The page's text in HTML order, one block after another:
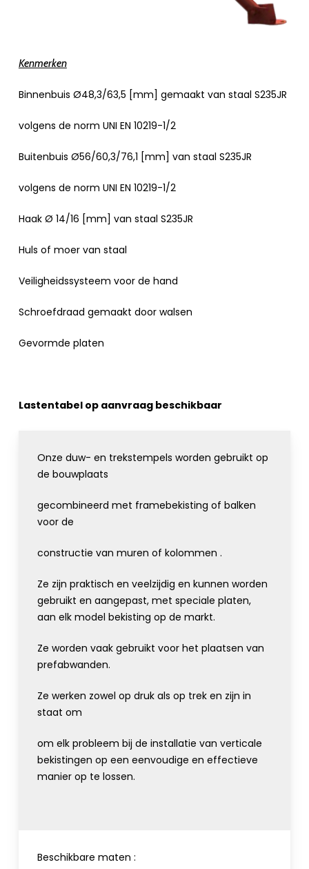
Kenmerken
Binnenbuis Ø48,3/63,5 [mm] gemaakt van staal S235JR
volgens de norm UNI EN 10219-1/2
Buitenbuis Ø56/60,3/76,1 [mm] van staal S235JR
volgens de norm UNI EN 10219-1/2
Haak Ø 14/16 [mm] van staal S235JR
Huls of moer van staal
Veiligheidssysteem voor de hand
Schroefdraad gemaakt door walsen
Gevormde platen
Lastentabel op aanvraag beschikbaar
Onze duw- en trekstempels worden gebruikt op
de bouwplaats
gecombineerd met framebekisting of balken
voor de
constructie van muren of kolommen .
Ze zijn praktisch en veelzijdig en kunnen worden
gebruikt en aangepast, met speciale platen,
aan elk model bekisting op de markt.
Ze worden vaak gebruikt voor het plaatsen van
prefabwanden.
Ze werken zowel op druk als op trek en zijn in
staat om
om elk probleem bij de installatie van verticale
bekistingen op een eenvoudige en effectieve
manier op te lossen.
Beschikbare maten :